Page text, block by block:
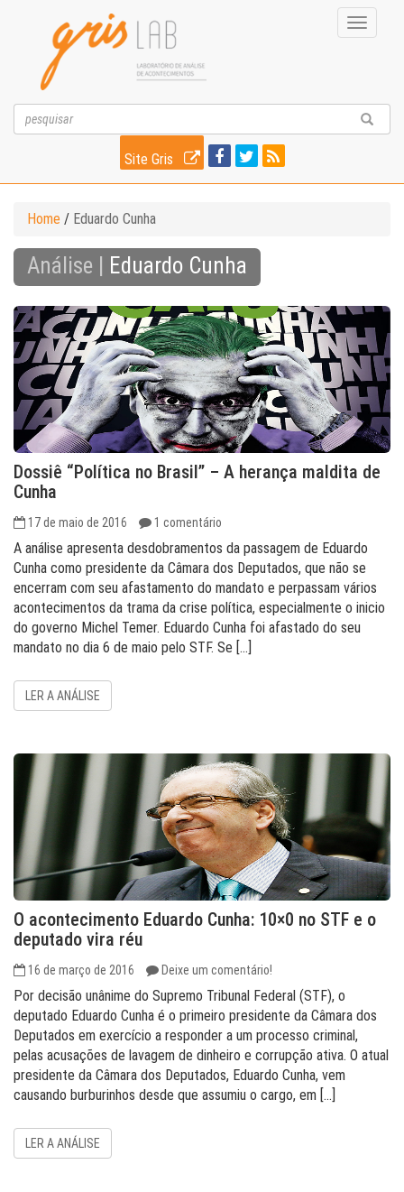
Toggle
Site Gris
Home / Eduardo Cunha
Análise | Eduardo Cunha
Dossiê “Política no Brasil” – A herança maldita de
Cunha
17 de maio de 2016 1 comentário
A análise apresenta desdobramentos da passagem de Eduardo
Cunha como presidente da Câmara dos Deputados, que não se
encerram com seu afastamento do mandato e perpassam vários
acontecimentos da trama da crise política, especialmente o inicio
do governo Michel Temer. Eduardo Cunha foi afastado do seu
mandato no dia 6 de maio pelo STF. Se […]
LER A ANÁLISE
O acontecimento Eduardo Cunha: 10×0 no STF e o
deputado vira réu
16 de março de 2016 Deixe um comentário!
Por decisão unânime do Supremo Tribunal Federal (STF), o
deputado Eduardo Cunha é o primeiro presidente da Câmara dos
Deputados em exercício a responder a um processo criminal,
pelas acusações de lavagem de dinheiro e corrupção ativa. O atual
presidente da Câmara dos Deputados, Eduardo Cunha, vem
causando burburinhos desde que assumiu o cargo, em […]
LER A ANÁLISE